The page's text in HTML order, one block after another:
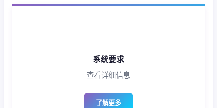
系统要求
查看详细信息
了解更多